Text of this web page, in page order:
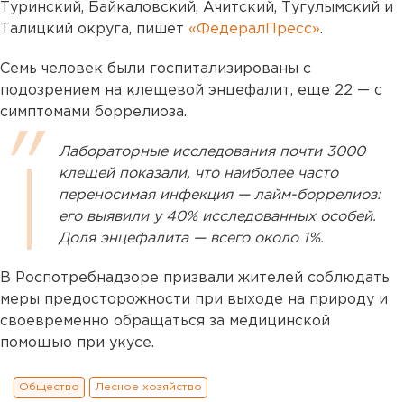
Туринский, Байкаловский, Ачитский, Тугулымский и
Талицкий округа, пишет «ФедералПресс».
Семь человек были госпитализированы с
подозрением на клещевой энцефалит, еще 22 — с
симптомами боррелиоза.
Лабораторные исследования почти 3000
клещей показали, что наиболее часто
переносимая инфекция — лайм-боррелиоз:
его выявили у 40% исследованных особей.
Доля энцефалита — всего около 1%.
В Роспотребнадзоре призвали жителей соблюдать
меры предосторожности при выходе на природу и
своевременно обращаться за медицинской
помощью при укусе.
Общество Лесное хозяйство